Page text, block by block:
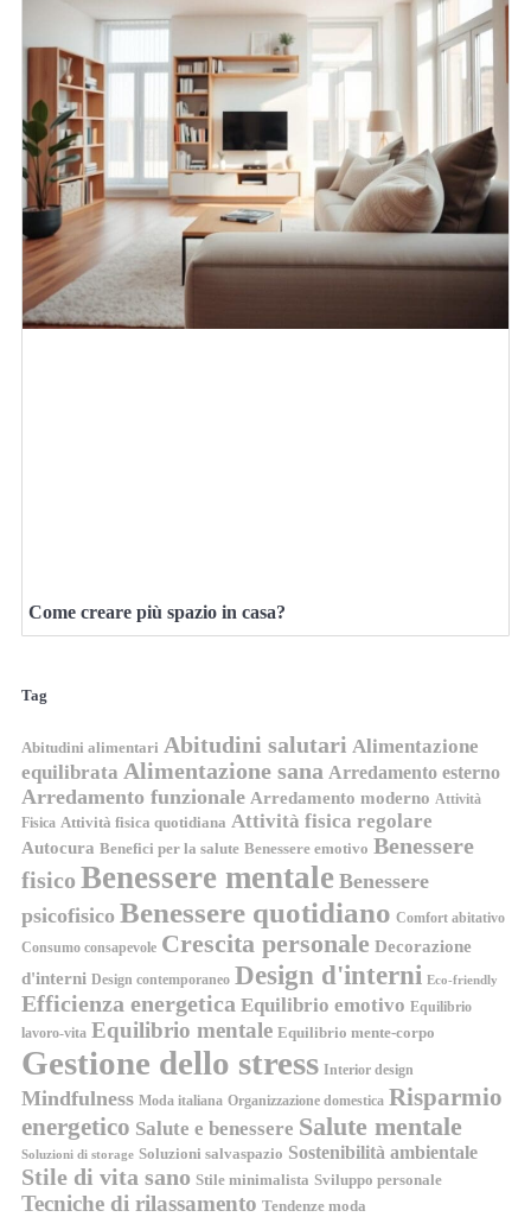
Come creare più spazio in casa?
Tag
Abitudini alimentari Abitudini salutari Alimentazione
equilibrata Alimentazione sana Arredamento esterno
Arredamento funzionale Arredamento moderno Attività
Fisica Attività fisica quotidiana Attività fisica regolare
Autocura Benefici per la salute Benessere emotivo Benessere
fisico Benessere mentale Benessere
psicofisico Benessere quotidiano Comfort abitativo
Consumo consapevole Crescita personale Decorazione
d'interni Design contemporaneo Design d'interni Eco-friendly
Efficienza energetica Equilibrio emotivo Equilibrio
lavoro-vita Equilibrio mentale Equilibrio mente-corpo
Gestione dello stress Interior design
Mindfulness Moda italiana Organizzazione domestica Risparmio
energetico Salute e benessere Salute mentale
Soluzioni di storage Soluzioni salvaspazio Sostenibilità ambientale
Stile di vita sano Stile minimalista Sviluppo personale
Tecniche di rilassamento Tendenze moda